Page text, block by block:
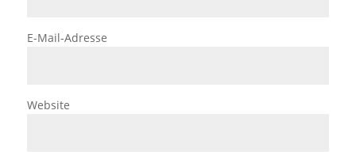
E-Mail-Adresse
Website